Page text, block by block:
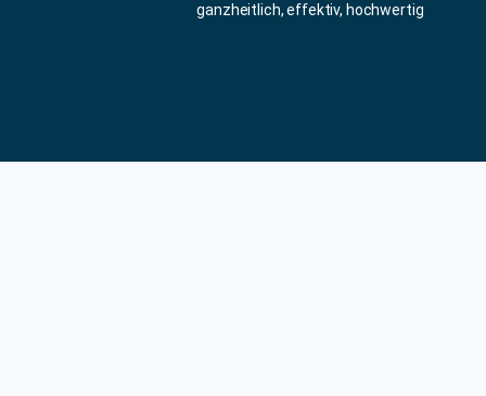
ganzheitlich, effektiv, hochwertig